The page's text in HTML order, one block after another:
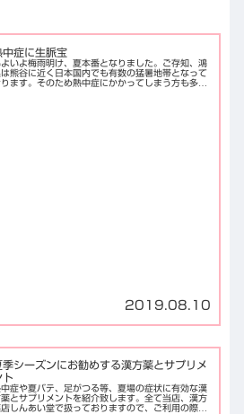
中症に生脈宝
いよ梅雨明け、夏本番となりました。ご存知、鴻
熊谷に近く日本国内でも有数の猛暑地帯となって
ます。そのため熱中症にかかってしまう方も多
2019.08.10
季シーズンにお勧めする漢方薬とサプリメ
ト
症や夏バテ、足がつる等、夏場の症状に有効な漢
とサプリメントを紹介致します。全て当店、漢方
しんあい堂で扱っておりますので、ご利用の際は